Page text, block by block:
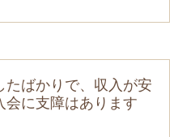
たばかりで、収入が安
会に支障はあります